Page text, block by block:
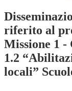
riferito al
Missione 1 -
1.2
locali”